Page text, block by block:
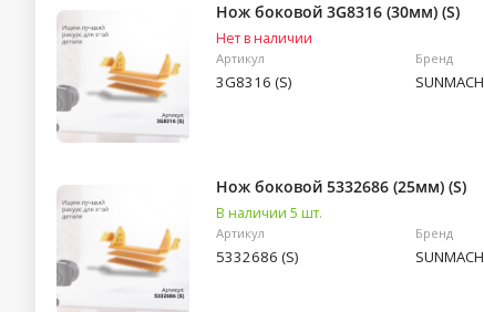
Нож боковой 3G8316 (30мм) (S)
Нет в наличии
Артикул
3G8316 (S)
Бренд
SUNMACH
Нож боковой 5332686 (25мм) (S)
В наличии 5 шт.
Артикул
5332686 (S)
Бренд
SUNMACH